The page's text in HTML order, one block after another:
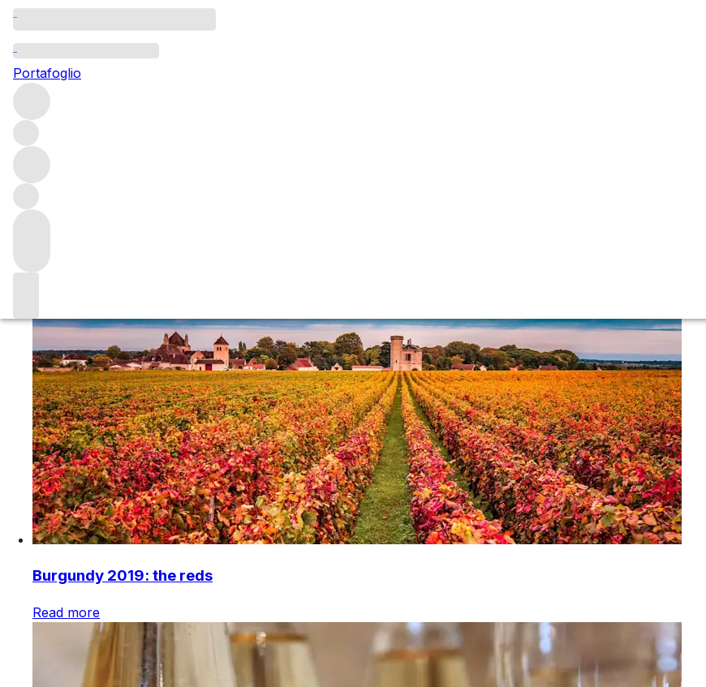
Portafoglio
All Burgundy 2019
Dig into our report on the vintage, check out our recommendations and browse all wines currently available below.
Burgundy 2019: reports
Burgundy 2019: the reds
Read more